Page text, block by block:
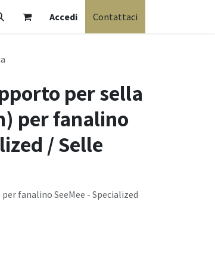
Accedi Contattaci
per sella
per fanalino
/ Selle
fanalino SeeMee - Specialized